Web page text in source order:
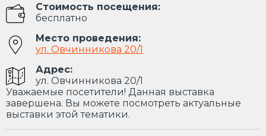
Стоимость посещения:
бесплатно
Место проведения:
ул. Овчинникова 20/1
Адрес:
ул. Овчинникова 20/1
Уважаемые посетители! Данная выставка
завершена. Вы можете посмотреть актуальные
выставки этой тематики.